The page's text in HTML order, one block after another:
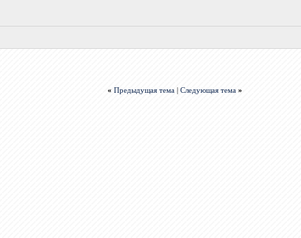
« Предыдущая тема |Следующая тема »